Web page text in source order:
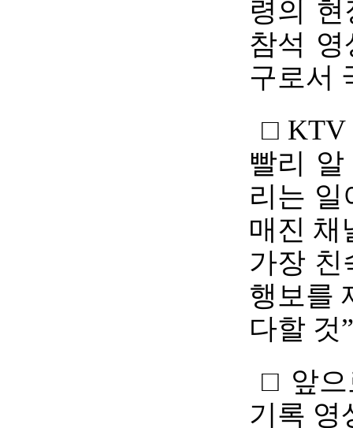
령의
참석
구로서
□ KTV
빨리
리는
매진 채
가장 친
행보를
다할 것
□ 앞으
기록 영